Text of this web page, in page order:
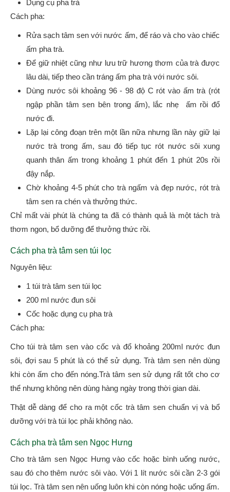
Dụng cụ pha trà
Cách pha:
Rửa sạch tâm sen với nước ấm, để ráo và cho vào chiếc
ấm pha trà.
Để giữ nhiệt cũng như lưu trữ hương thơm của trà được
lâu dài, tiếp theo cần tráng ấm pha trà với nước sôi.
Dùng nước sôi khoảng 96 - 98 độ C rót vào ấm trà (rót
ngập phần tâm sen bên trong ấm), lắc nhẹ ấm rồi đổ
nước đi.
Lặp lại công đoạn trên một lần nữa nhưng lần này giữ lại
nước trà trong ấm, sau đó tiếp tục rót nước sôi xung
quanh thân ấm trong khoảng 1 phút đến 1 phút 20s rồi
đậy nắp.
Chờ khoảng 4-5 phút cho trà ngấm và đẹp nước, rót trà
tâm sen ra chén và thưởng thức.
Chỉ mất vài phút là chúng ta đã có thành quả là một tách trà
thơm ngon, bổ dưỡng để thưởng thức rồi.
Cách pha trà tâm sen túi lọc
Nguyên liệu:
1 túi trà tâm sen túi lọc
200 ml nước đun sôi
Cốc hoặc dụng cụ pha trà
Cách pha:
Cho túi trà tâm sen vào cốc và đổ khoảng 200ml nước đun
sôi, đợi sau 5 phút là có thể sử dụng. Trà tâm sen nên dùng
khi còn ấm cho đến nóng.Trà tâm sen sử dụng rất tốt cho cơ
thể nhưng không nên dùng hàng ngày trong thời gian dài.
Thật dễ dàng để cho ra một cốc trà tâm sen chuẩn vị và bổ
dưỡng với trà túi lọc phải không nào.
Cách pha trà tâm sen Ngọc Hưng
Cho trà tâm sen Ngọc Hưng vào cốc hoặc bình uống nước,
sau đó cho thêm nước sôi vào. Với 1 lít nước sôi cần 2-3 gói
túi lọc. Trà tâm sen nên uống luôn khi còn nóng hoặc uống ấm.